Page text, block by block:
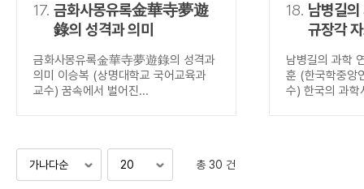
17. 금화사몽유록金華寺夢遊
錄의 성격과 의미
금화사몽유록金華寺夢遊錄의 성격과
의미 이승복 (상명대학교 국어교육과
교수) 꿈속에서 벌어진...
18. 남병길
규장각
남병길의 과학
훈 (한국학중앙
수) 한국의 과학
총 30 건